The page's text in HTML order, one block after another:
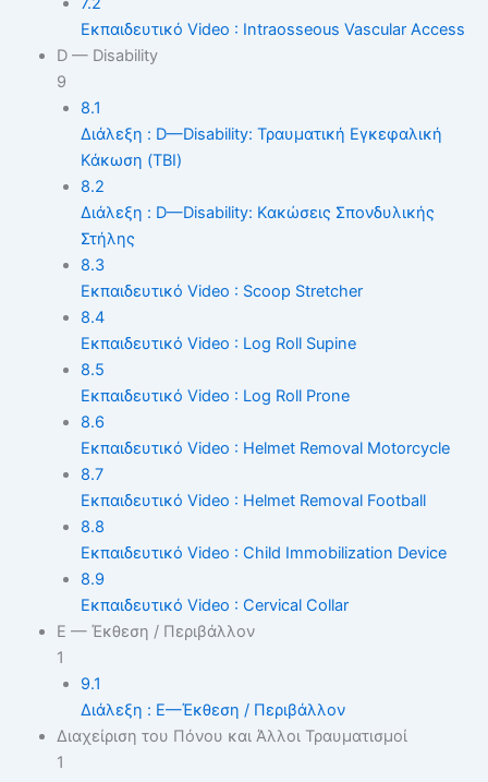
Εκπαιδευτικό Video : Intraosseous Vascular Access
D — Disability
9
8.1
Διάλεξη : D—Disability: Τραυματική Εγκεφαλική
Κάκωση (TBI)
8.2
Διάλεξη : D—Disability: Κακώσεις Σπονδυλικής
Στήλης
8.3
Εκπαιδευτικό Video : Scoop Stretcher
8.4
Εκπαιδευτικό Video : Log Roll Supine
8.5
Εκπαιδευτικό Video : Log Roll Prone
8.6
Εκπαιδευτικό Video : Helmet Removal Motorcycle
8.7
Εκπαιδευτικό Video : Helmet Removal Football
8.8
Εκπαιδευτικό Video : Child Immobilization Device
8.9
Εκπαιδευτικό Video : Cervical Collar
E — Έκθεση / Περιβάλλον
1
9.1
Διάλεξη : E—Έκθεση / Περιβάλλον
Διαχείριση του Πόνου και Άλλοι Τραυματισμοί
1